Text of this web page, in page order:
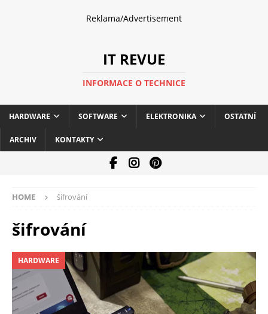
Reklama/Advertisement
IT REVUE
INFORMACE O TECHNICE
HARDWARE SOFTWARE ELEKTRONIKA OSTATNÍ
ARCHIV KONTAKTY
HOME šifrování
šifrování
HARDWARE